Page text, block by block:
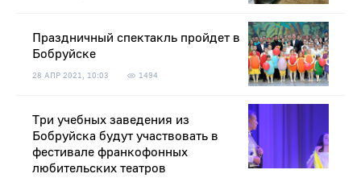
Праздничный спектакль пройдет в
Бобруйске
28 АПР 2021, 10:03 1494
Три учебных заведения из
Бобруйска будут участвовать в
фестивале франкофонных
любительских театров